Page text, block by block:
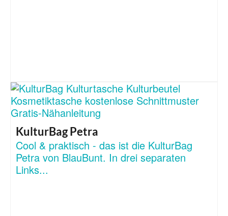
KulturBag Petra
Cool & praktisch - das ist die KulturBag
Petra von BlauBunt. In drei separaten
Links...